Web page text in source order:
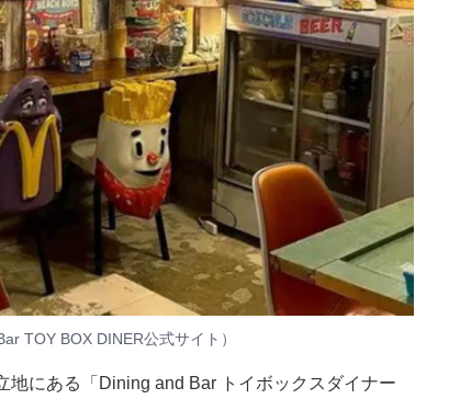
TOY BOX DINER公式サイト）
にある「Dining and Bar トイボックスダイナー